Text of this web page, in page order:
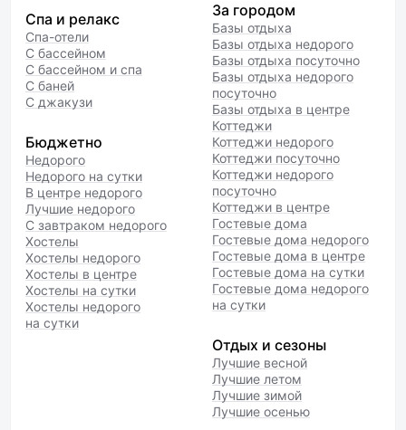
Спа и релакс
Спа-отели
С бассейном
С бассейном и спа
С баней
С джакузи
Бюджетно
Недорого
Недорого на сутки
В центре недорого
Лучшие недорого
С завтраком недорого
Хостелы
Хостелы недорого
Хостелы в центре
Хостелы на сутки
Хостелы недорого
на сутки
За городом
Базы отдыха
Базы отдыха недорого
Базы отдыха посуточно
Базы отдыха недорого
посуточно
Базы отдыха в центре
Коттеджи
Коттеджи недорого
Коттеджи посуточно
Коттеджи недорого
посуточно
Коттеджи в центре
Гостевые дома
Гостевые дома недорого
Гостевые дома в центре
Гостевые дома на сутки
Гостевые дома недорого
на сутки
Отдых и сезоны
Лучшие весной
Лучшие летом
Лучшие зимой
Лучшие осенью